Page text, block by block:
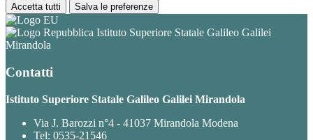
Accetta tutti Salva le preferenze
Istituto Superiore Statale Galileo Galilei
Mirandola
Contatti
Istituto Superiore Statale Galileo Galilei Mirandola
Via J. Barozzi n°4 - 41037 Mirandola Modena
Tel: 0535-21546